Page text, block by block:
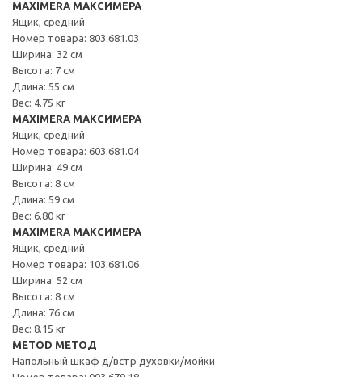
MAXIMERA МАКСИМЕРА
Ящик, средний
Номер товара: 803.681.03
Ширина: 32 см
Высота: 7 см
Длина: 55 см
Вес: 4.75 кг
MAXIMERA МАКСИМЕРА
Ящик, средний
Номер товара: 603.681.04
Ширина: 49 см
Высота: 8 см
Длина: 59 см
Вес: 6.80 кг
MAXIMERA МАКСИМЕРА
Ящик, средний
Номер товара: 103.681.06
Ширина: 52 см
Высота: 8 см
Длина: 76 см
Вес: 8.15 кг
METOD МЕТОД
Напольный шкаф д/встр духовки/мойки